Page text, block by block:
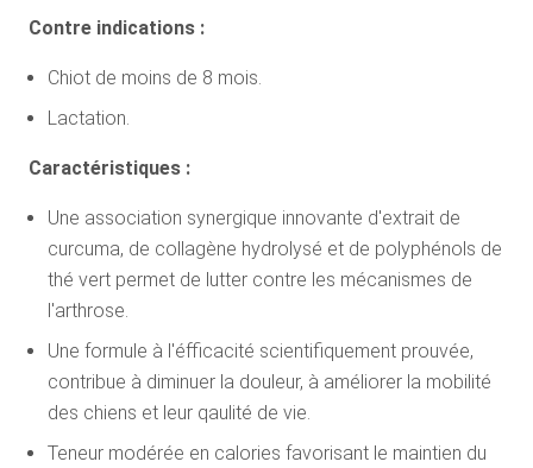
Contre indications :
Chiot de moins de 8 mois.
Lactation.
Caractéristiques :
Une association synergique innovante d'extrait de
curcuma, de collagène hydrolysé et de polyphénols de
thé vert permet de lutter contre les mécanismes de
l'arthrose.
Une formule à l'éfficacité scientifiquement prouvée,
contribue à diminuer la douleur, à améliorer la mobilité
des chiens et leur qaulité de vie.
Teneur modérée en calories favorisant le maintien du